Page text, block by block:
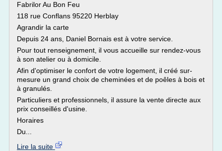
Fabrilor Au Bon Feu
118 rue Conflans 95220 Herblay
Agrandir la carte
Depuis 24 ans, Daniel Bornais est à votre service.
Pour tout renseignement, il vous accueille sur rendez-vous
à son atelier ou à domicile.
Afin d'optimiser le confort de votre logement, il créé sur-
mesure un grand choix de cheminées et de poêles à bois et
à granulés.
Particuliers et professionnels, il assure la vente directe aux
prix conseillés d'usine.
Horaires
Du...
Lire la suite